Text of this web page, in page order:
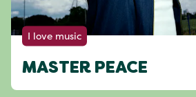
I love music
MASTER PEACE